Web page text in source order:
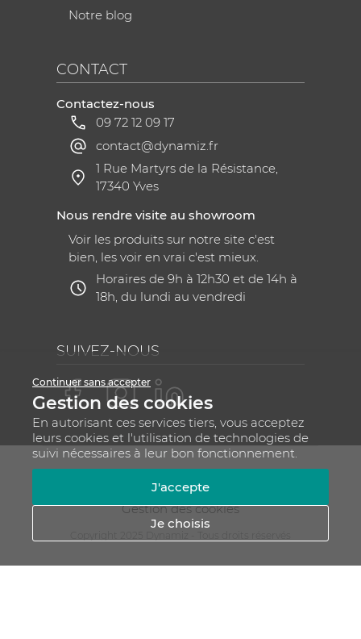
Notre blog
CONTACT
Contactez-nous
09 72 12 09 17
contact@dynamiz.fr
1 Rue Martyrs de la Résistance,
17340 Yves
Nous rendre visite au showroom
Voir les produits sur notre site c'est
bien, les voir en vrai c'est mieux.
Horaires de 9h à 12h30 et de 14h à
18h, du lundi au vendredi
SUIVEZ-NOUS
RGPD - Gestion de vos données personnelles
Gestion des cookies
Continuer sans accepter
Gestion des cookies
En autorisant ces services tiers, vous acceptez
leurs cookies et l'utilisation de technologies de
suivi nécessaires à leur bon fonctionnement.
Je choisis
J'accepte